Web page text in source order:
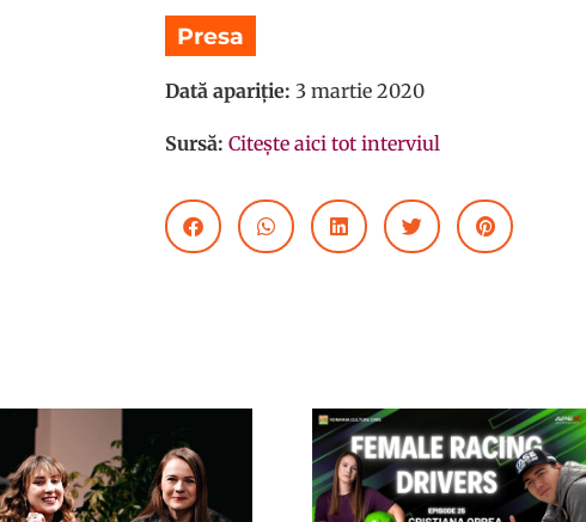
Presa
Dată apariție: 3 martie 2020
Sursă: Citește aici tot interviul